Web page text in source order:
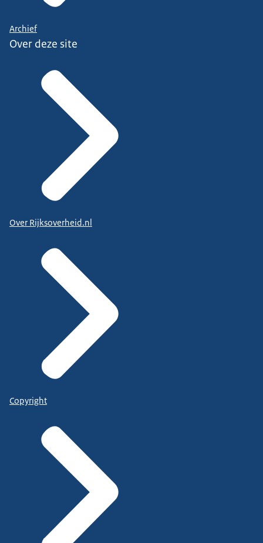
Archief
Over deze site
Over Rijksoverheid.nl
Copyright